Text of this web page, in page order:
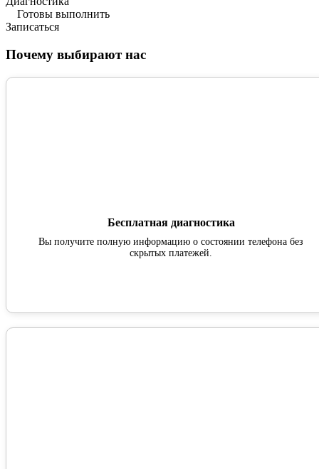
Готовы выполнить
Записаться
Почему выбирают нас
Бесплатная диагностика
Вы получите полную информацию о состоянии телефона без
скрытых платежей.